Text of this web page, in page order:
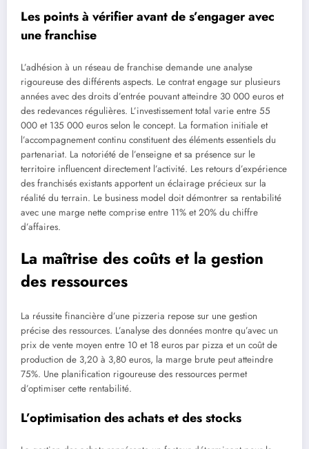
Les points à vérifier avant de s’engager avec
une franchise
L’adhésion à un réseau de franchise demande une analyse
rigoureuse des différents aspects. Le contrat engage sur plusieurs
années avec des droits d’entrée pouvant atteindre 30 000 euros et
des redevances régulières. L’investissement total varie entre 55
000 et 135 000 euros selon le concept. La formation initiale et
l’accompagnement continu constituent des éléments essentiels du
partenariat. La notoriété de l’enseigne et sa présence sur le
territoire influencent directement l’activité. Les retours d’expérience
des franchisés existants apportent un éclairage précieux sur la
réalité du terrain. Le business model doit démontrer sa rentabilité
avec une marge nette comprise entre 11% et 20% du chiffre
d’affaires.
La maîtrise des coûts et la gestion
des ressources
La réussite financière d’une pizzeria repose sur une gestion
précise des ressources. L’analyse des données montre qu’avec un
prix de vente moyen entre 10 et 18 euros par pizza et un coût de
production de 3,20 à 3,80 euros, la marge brute peut atteindre
75%. Une planification rigoureuse des ressources permet
d’optimiser cette rentabilité.
L’optimisation des achats et des stocks